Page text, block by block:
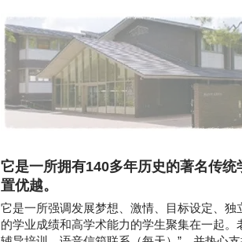
它是一所拥有140多年历史的著名传
置优越。
它是一所强调发展梦想、激情、目标设定、
的学业成绩和高学术能力的学生聚集在一起。